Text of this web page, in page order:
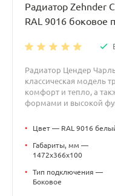
Радиатор Zehnder
RAL 9016 боковое
Радиатор Цендер
классическая модель
комфорт и тепло, а
формами и высокой
• Цвет — RAL 9016
•
Габариты, мм —
1472x366x100
•
Тип подключения —
Боковое